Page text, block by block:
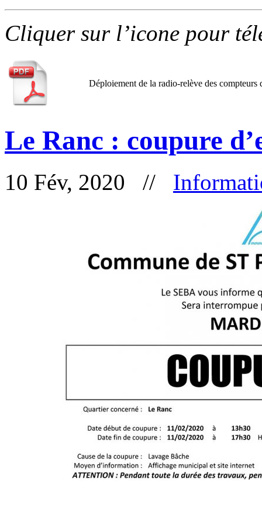
Cliquer sur l’icone pour
Déploiement de la radio-relève des compteurs
Le Ranc : coupure
10 Fév, 2020 //